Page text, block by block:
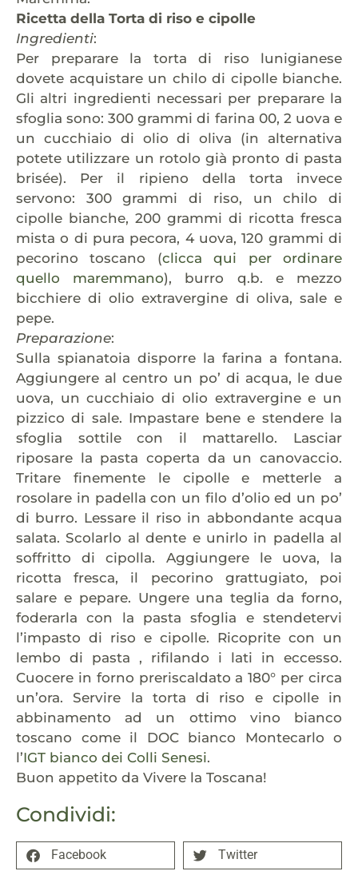
Condividi:
Facebook Twitter
Ricetta della Torta di riso e cipolle
Ingredienti:
Per preparare la torta di riso lunigianese
dovete acquistare un chilo di cipolle bianche.
Gli altri ingredienti necessari per preparare la
sfoglia sono: 300 grammi di farina 00, 2 uova e
un cucchiaio di olio di oliva (in alternativa
potete utilizzare un rotolo già pronto di pasta
brisée). Per il ripieno della torta invece
servono: 300 grammi di riso, un chilo di
cipolle bianche, 200 grammi di ricotta fresca
mista o di pura pecora, 4 uova, 120 grammi di
pecorino toscano (clicca qui per ordinare
quello maremmano), burro q.b. e mezzo
bicchiere di olio extravergine di oliva, sale e
pepe.
Preparazione:
Sulla spianatoia disporre la farina a fontana.
Aggiungere al centro un po’ di acqua, le due
uova, un cucchiaio di olio extravergine e un
pizzico di sale. Impastare bene e stendere la
sfoglia sottile con il mattarello. Lasciar
riposare la pasta coperta da un canovaccio.
Tritare finemente le cipolle e metterle a
rosolare in padella con un filo d’olio ed un po’
di burro. Lessare il riso in abbondante acqua
salata. Scolarlo al dente e unirlo in padella al
soffritto di cipolla. Aggiungere le uova, la
ricotta fresca, il pecorino grattugiato, poi
salare e pepare. Ungere una teglia da forno,
foderarla con la pasta sfoglia e stendetervi
l’impasto di riso e cipolle. Ricoprite con un
lembo di pasta , rifilando i lati in eccesso.
Cuocere in forno preriscaldato a 180° per circa
un’ora. Servire la torta di riso e cipolle in
abbinamento ad un ottimo vino bianco
toscano come il DOC bianco Montecarlo o
l’IGT bianco dei Colli Senesi.
Buon appetito da Vivere la Toscana!